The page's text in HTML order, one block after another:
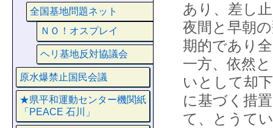
あり、差し
夜間と早朝
期的であり
一方、依然
いとして却
に基づく措
て、とうて
全国基地問題ネット
ＮＯ！オスプレイ
ヘリ基地反対協議会
原水爆禁止国民会議
★県平和運動センター機関紙
「PEACE 石川」